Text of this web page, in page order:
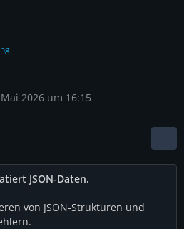
2026 um 16:15
JSON-Daten.
von JSON-Strukturen und